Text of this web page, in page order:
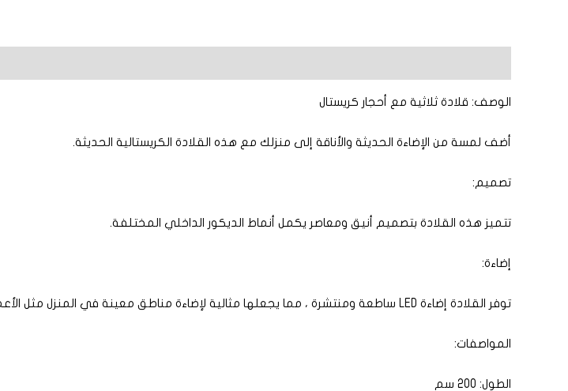
الوصف: قلادة ثلاثية مع أحجار كريستال
أضف لمسة من الإضاءة الحديثة والأناقة إلى منزلك مع هذه القلادة الكريستالية الحديثة.
تصميم:
تتميز هذه القلادة بتصميم أنيق ومعاصر يكمل أنماط الديكور الداخلي المختلفة.
إضاءة:
توفر القلادة إضاءة LED ساطعة ومنتشرة ، مما يجعلها مثالية لإضاءة مناطق معينة في المنزل مثل الأعمال الفنية أو مساحات العمل.
المواصفات:
الطول: 200 سم